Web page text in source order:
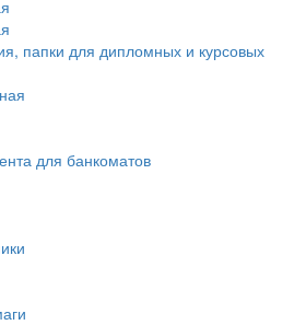
папки для дипломных и курсовых
для банкоматов